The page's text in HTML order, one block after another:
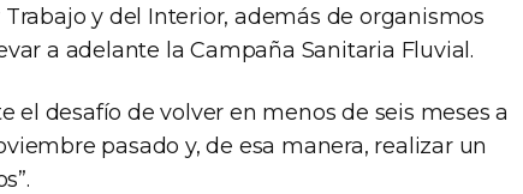
y del Interior, además de organismos
a adelante la Campaña Sanitaria Fluvial.
desafío de volver en menos de seis meses a
pasado y, de esa manera, realizar un